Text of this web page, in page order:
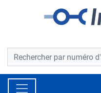
Barre de recherche
Barre de recherche